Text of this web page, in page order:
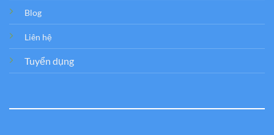
Blog
Liên hệ
Tuyển dụng